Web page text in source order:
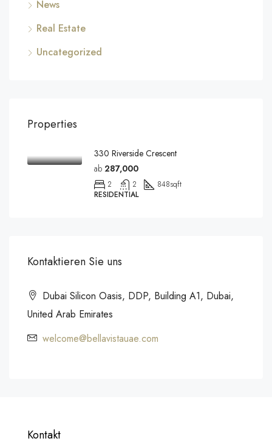
News
Real Estate
Uncategorized
Properties
330 Riverside Crescent
ab 287,000
2 2 848sqft
RESIDENTIAL
Kontaktieren Sie uns
Dubai Silicon Oasis, DDP, Building A1, Dubai,
United Arab Emirates
welcome@bellavistauae.com
Kontakt